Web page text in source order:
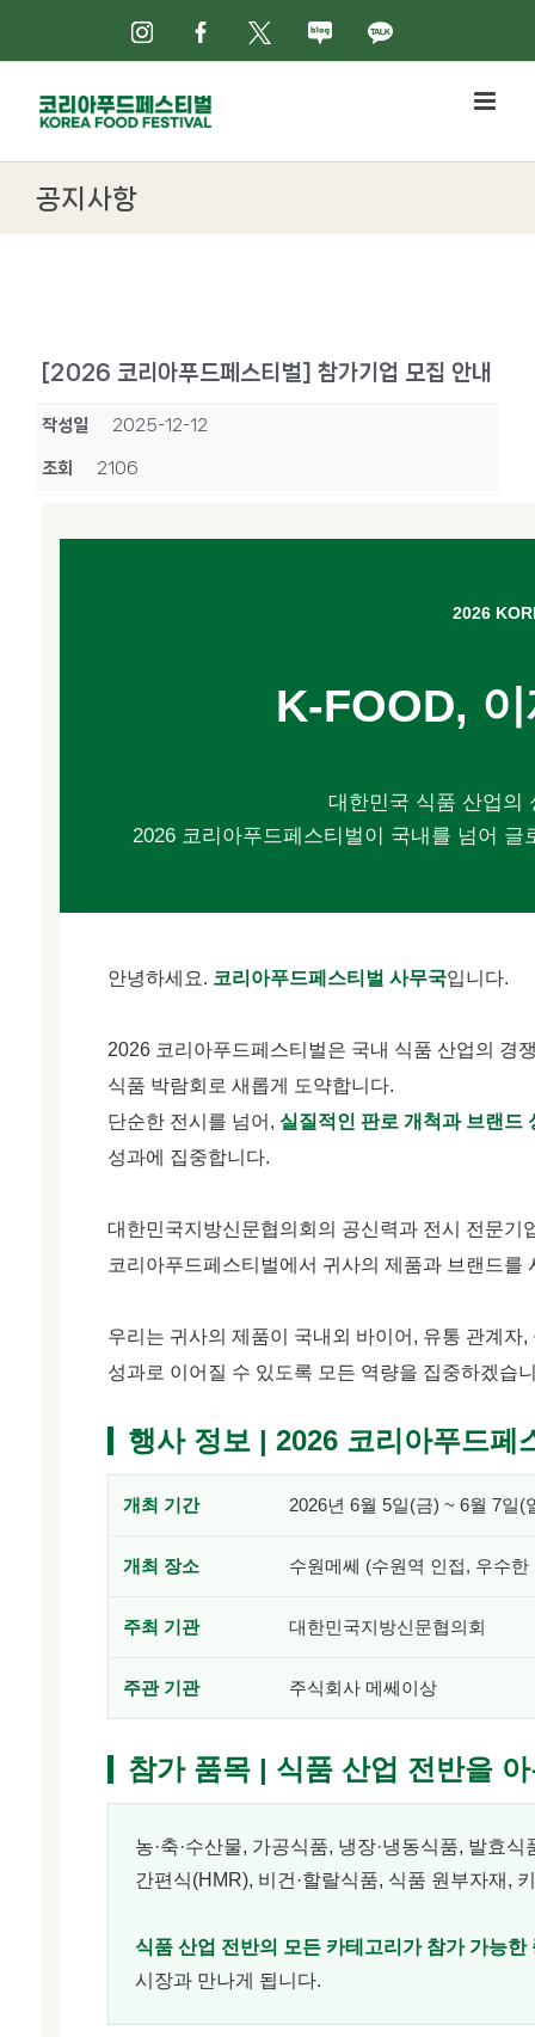
인스타그램
페이스북
X 네이버블로그
카카오톡
공지사항
[2026 코리아푸드페스티벌] 참가기업 모집 안내
작성일 2025-12-12
조회 2106
2026
K-FOOD,
대한민국 식품 산업의
2026 코리아푸드페스티벌이 국내를 넘어
안녕하세요. 코리아푸드페스티벌 사무국입니다.
2026 코리아푸드페스티벌은 국내 식품 산업의 경
식품 박람회로 새롭게 도약합니다.
단순한 전시를 넘어, 실질적인 판로 개척과 브랜드
성과에 집중합니다.
대한민국지방신문협의회의 공신력과 전시 전문기
코리아푸드페스티벌에서 귀사의 제품과 브랜드를
우리는 귀사의 제품이 국내외 바이어, 유통 관계
성과로 이어질 수 있도록 모든 역량을 집중하겠습
행사 정보 | 2026 코리아푸드페
개최 기간 2026년 6월 5일(금) ~ 6월 7일(
개최 장소 수원메쎄 (수원역 인접, 우수한
주최 기관 대한민국지방신문협의회
주관 기관 주식회사 메쎄이상
참가 품목 | 식품 산업 전반을
농·축·수산물, 가공식품, 냉장·냉동식품, 발효
간편식(HMR), 비건·할랄식품, 식품 원부자재,
식품 산업 전반의 모든 카테고리가 참가 가능한
시장과 만나게 됩니다.